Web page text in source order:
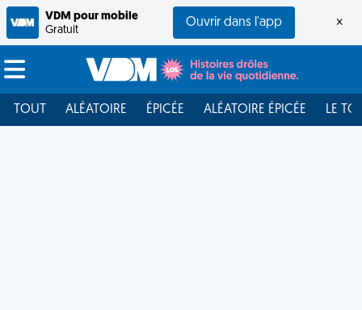
VDM pour mobile
Gratuit
Ouvrir dans l'app ×
TOUT ALÉATOIRE ÉPICÉE ALÉATOIRE ÉPICÉE LE